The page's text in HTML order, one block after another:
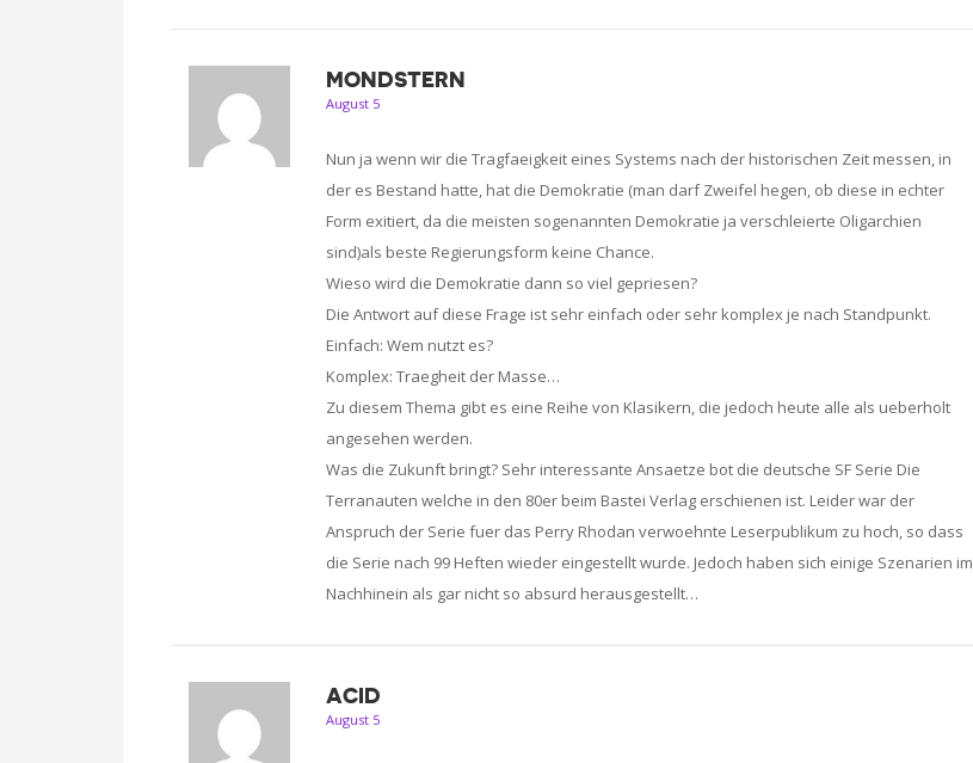
MONDSTERN
August 5
Nun ja wenn wir die Tragfaeigkeit eines Systems nach der historischen Zeit messen, in
der es Bestand hatte, hat die Demokratie (man darf Zweifel hegen, ob diese in echter
Form exitiert, da die meisten sogenannten Demokratie ja verschleierte Oligarchien
sind)als beste Regierungsform keine Chance.
Wieso wird die Demokratie dann so viel gepriesen?
Die Antwort auf diese Frage ist sehr einfach oder sehr komplex je nach Standpunkt.
Einfach: Wem nutzt es?
Komplex: Traegheit der Masse…
Zu diesem Thema gibt es eine Reihe von Klasikern, die jedoch heute alle als ueberholt
angesehen werden.
Was die Zukunft bringt? Sehr interessante Ansaetze bot die deutsche SF Serie Die
Terranauten welche in den 80er beim Bastei Verlag erschienen ist. Leider war der
Anspruch der Serie fuer das Perry Rhodan verwoehnte Leserpublikum zu hoch, so dass
die Serie nach 99 Heften wieder eingestellt wurde. Jedoch haben sich einige Szenarien im
Nachhinein als gar nicht so absurd herausgestellt…
ACID
August 5